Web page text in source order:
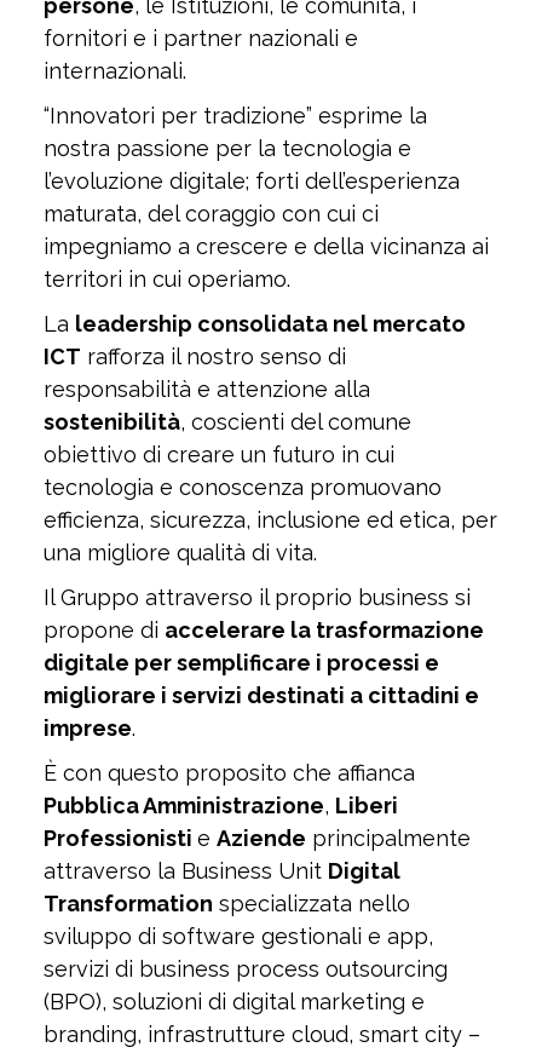
persone, le Istituzioni, le comunità, i
fornitori e i partner nazionali e
internazionali.
“Innovatori per tradizione” esprime la
nostra passione per la tecnologia e
l’evoluzione digitale; forti dell’esperienza
maturata, del coraggio con cui ci
impegniamo a crescere e della vicinanza ai
territori in cui operiamo.
La leadership consolidata nel mercato
ICT rafforza il nostro senso di
responsabilità e attenzione alla
sostenibilità, coscienti del comune
obiettivo di creare un futuro in cui
tecnologia e conoscenza promuovano
efficienza, sicurezza, inclusione ed etica, per
una migliore qualità di vita.
Il Gruppo attraverso il proprio business si
propone di accelerare la trasformazione
digitale per semplificare i processi e
migliorare i servizi destinati a cittadini e
imprese.
È con questo proposito che affianca
Pubblica Amministrazione, Liberi
Professionisti e Aziende principalmente
attraverso la Business Unit Digital
Transformation specializzata nello
sviluppo di software gestionali e app,
servizi di business process outsourcing
(BPO), soluzioni di digital marketing e
branding, infrastrutture cloud, smart city –